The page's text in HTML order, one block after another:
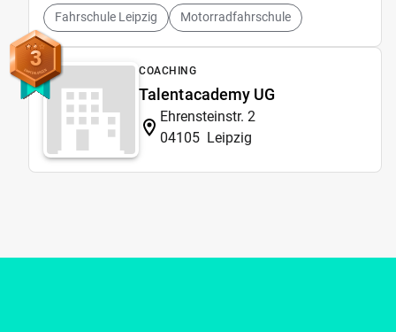
Fahrschule Leipzig Motorradfahrschule
3 COACHING
Talentacademy UG
Ehrensteinstr. 2
04105 Leipzig